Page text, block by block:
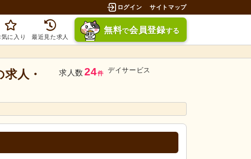
ログイン サイトマップ
気に入り 最近見た求人
無料で会員登録する
人・
求人数 24件 デイサービス